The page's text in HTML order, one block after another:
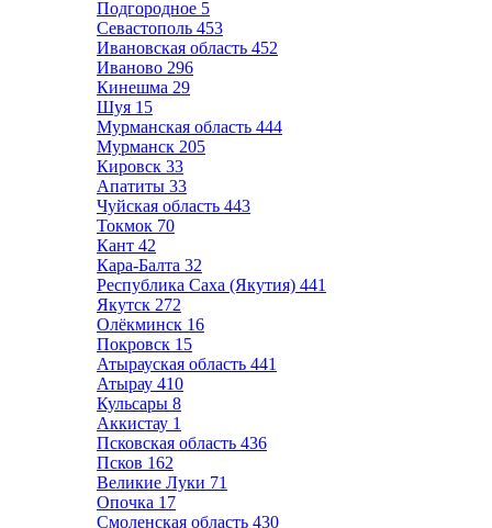
Подгородное 5
Севастополь 453
Ивановская область 452
Иваново 296
Кинешма 29
Шуя 15
Мурманская область 444
Мурманск 205
Кировск 33
Апатиты 33
Чуйская область 443
Токмок 70
Кант 42
Кара-Балта 32
Республика Саха (Якутия) 441
Якутск 272
Олёкминск 16
Покровск 15
Атырауская область 441
Атырау 410
Кульсары 8
Аккистау 1
Псковская область 436
Псков 162
Великие Луки 71
Опочка 17
Смоленская область 430